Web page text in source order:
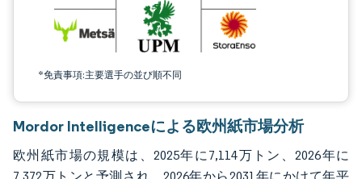
*免責事項:主要選手の並び順不同
Mordor Intelligenceによる欧州紙市場分析
欧州紙市場の規模は、2025年に7,114万トン、2026年に